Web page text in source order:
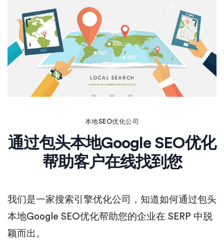
本地SEO优化公司
通过包头本地Google SEO优化
帮助客户在线找到您
我们是一家搜索引擎优化公司，知道如何通过包头
本地Google SEO优化帮助您的企业在 SERP 中脱
颖而出。